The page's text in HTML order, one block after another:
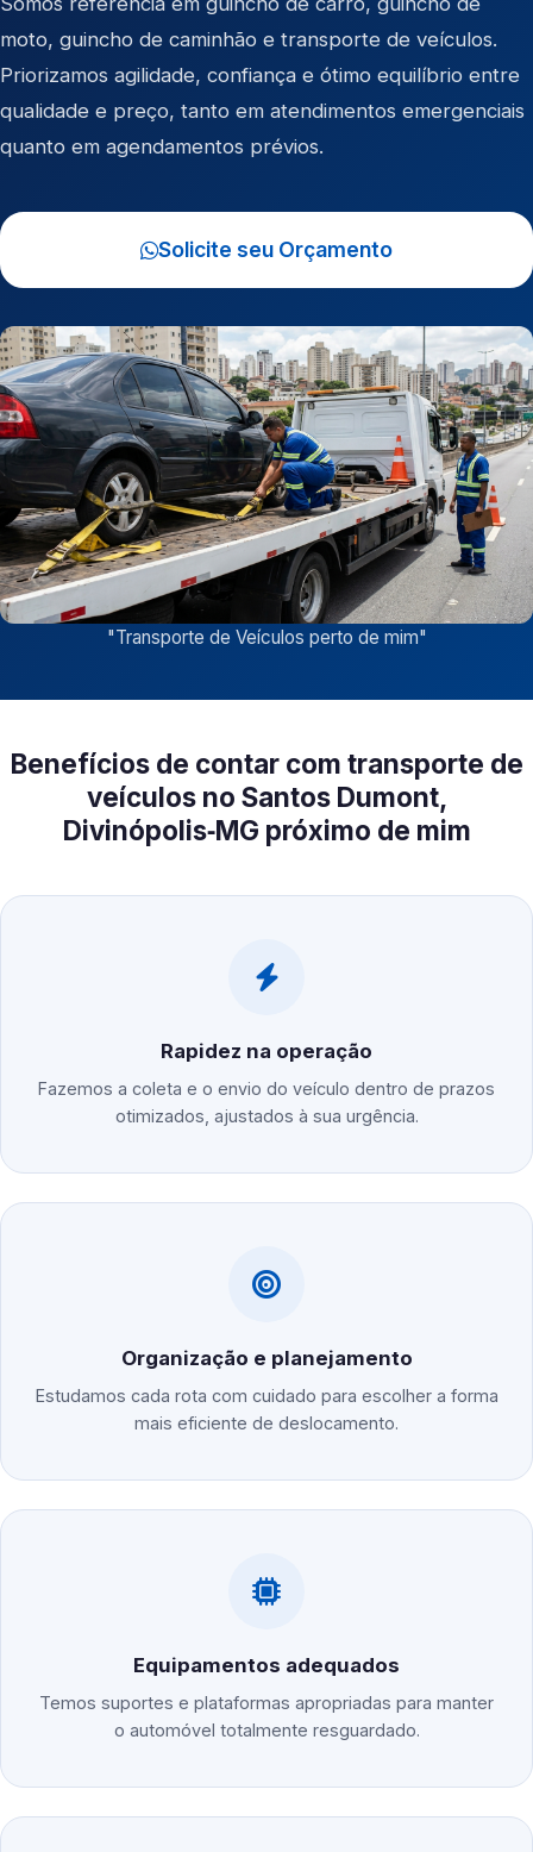
moto, guincho de caminhão e transporte de veículos.
Priorizamos agilidade, confiança e ótimo equilíbrio entre
qualidade e preço, tanto em atendimentos emergenciais
quanto em agendamentos prévios.
Solicite seu Orçamento
"Transporte de Veículos perto de mim"
Benefícios de contar com transporte de
veículos no Santos Dumont,
Divinópolis‑MG próximo de mim
Rapidez na operação
Fazemos a coleta e o envio do veículo dentro de prazos
otimizados, ajustados à sua urgência.
Organização e planejamento
Estudamos cada rota com cuidado para escolher a forma
mais eficiente de deslocamento.
Equipamentos adequados
Temos suportes e plataformas apropriadas para manter
o automóvel totalmente resguardado.